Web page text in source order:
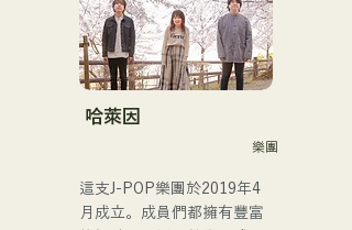
電影的製作。
2014年至2017年，她以東京
為據點，活躍於多個領域，
包括為寶礦力水特電視廣告
作曲、在富士電視台
出演搖滾音樂劇。
2017年起，她回到福岡，除
哈萊因
樂團
這支J-POP樂團於2019年4
月成立。成員們都擁有豐富